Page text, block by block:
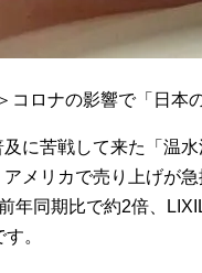
コロナの影響で「日本
に苦戦して来た「温
アメリカで売り上げが
年同期比で約2倍、
。